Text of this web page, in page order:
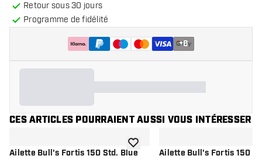
Retour sous 30 jours
Programme de fidélité
+6
CES ARTICLES POURRAIENT AUSSI VOUS INTÉRESSER
Ailette Bull's Fortis 150 Std. Blueajouter à la liste de souhaits
Ailette Bull's Fortis 150